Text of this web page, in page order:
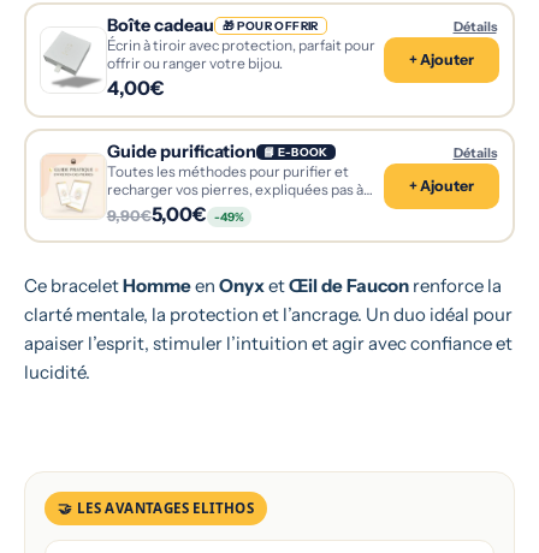
Boîte cadeau 🎁 POUR OFFRIR
Écrin à tiroir avec protection, parfait pour
offrir ou ranger votre bijou.
4,00€
+ Ajouter
Détails
Guide purification 📘 E-BOOK
Toutes les méthodes pour purifier et
recharger vos pierres, expliquées pas à
pas.
9,90€5,00€ -49%
+ Ajouter
Détails
Ce braceletHommeen OnyxetŒil de Faucon renforce la
clarté mentale, la protection et l’ancrage. Un duo idéal pour
apaiser l’esprit, stimuler l’intuition et agir avec confiance et
lucidité.
🤝 LES AVANTAGES ELITHOS